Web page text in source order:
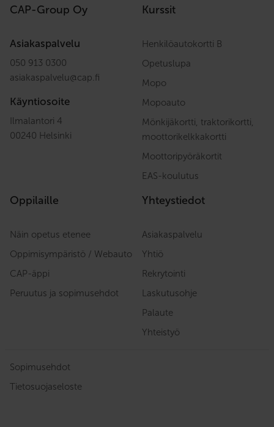
CAP-Group Oy
Asiakaspalvelu
050 913 0300
asiakaspalvelu@cap.fi
Käyntiosoite
Ilmalantori 4
00240 Helsinki
Kurssit
Henkilöautokortti B
Opetuslupa
Mopo
Mopoauto
Mönkijäkortti, traktorikortti,
moottorikelkkakortti
Moottoripyöräkortit
EAS-koulutus
Oppilaille
Näin opetus etenee
Oppimisympäristö / Webauto
CAP-äppi
Peruutus ja sopimusehdot
Yhteystiedot
Asiakaspalvelu
Yhtiö
Rekrytointi
Laskutusohje
Palaute
Yhteistyö
Sopimusehdot
Tietosuojaseloste